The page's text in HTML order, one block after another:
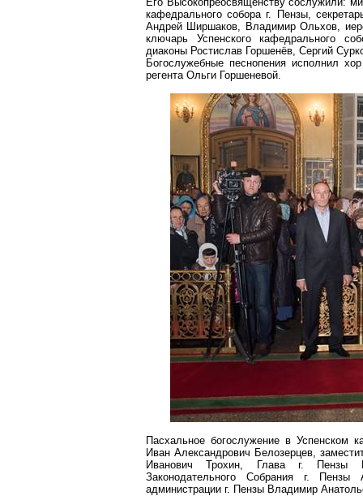
кафедрального собораг. Пензы,
Андрей Ширшаков, ВладимирОльхов,
ключарь Успенского кафедрального
диаконы Ростислав Горшенёв, Сергий
Богослужебные песнопения исполнил
регента Ольги Горшеневой.
Пасхальное богослужение в Успенском
Иван Александрович Белозерцев,
ИвановичТрохин, Главаг. Пензы
Законодательного Собрания г.
администрации г. Пензы Владимир